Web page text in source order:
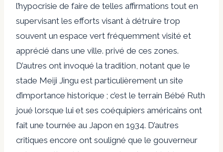
l’hypocrisie de faire de telles affirmations tout en
supervisant les efforts visant à détruire trop
souvent un espace vert fréquemment visité et
apprécié dans une ville. privé de ces zones.
D’autres ont invoqué la tradition, notant que le
stade Meiji Jingu est particulièrement un site
d’importance historique ; c’est le terrain Bébé Ruth
joué lorsque lui et ses coéquipiers américains ont
fait une tournée au Japon en 1934. D’autres
critiques encore ont souligné que le gouverneur